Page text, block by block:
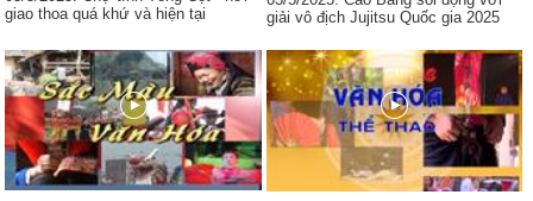
giao thoa quá khứ và hiện tại
giải vô địch Jujitsu Quốc gia 2025